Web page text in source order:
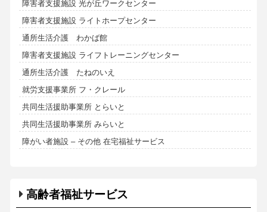
障害者支援施設 光が丘ワークセンター
障害者支援施設 ライトホープセンター
通所生活介護 わかば館
障害者支援施設 ライフトレーニングセンター
通所生活介護 たねのいえ
就労支援事業所 フ・クレール
共同生活援助事業所 とらいと
共同生活援助事業所 みらいと
障がい者施設 – その他 在宅福祉サービス
高齢者福祉サービス